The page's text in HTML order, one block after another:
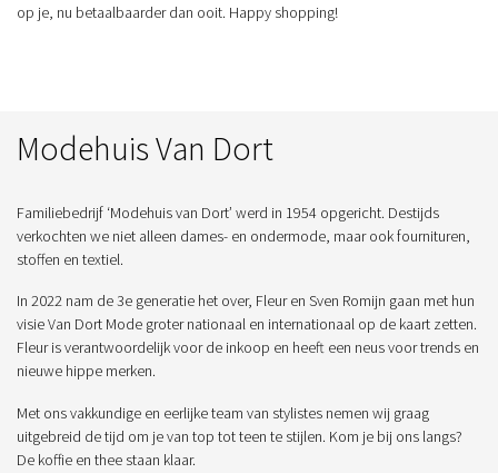
op je, nu betaalbaarder dan ooit. Happy shopping!
Modehuis Van Dort
Familiebedrijf ‘Modehuis van Dort’ werd in 1954 opgericht. Destijds
verkochten we niet alleen dames- en ondermode, maar ook fournituren,
stoffen en textiel.
In 2022 nam de 3e generatie het over, Fleur en Sven Romijn gaan met hun
visie Van Dort Mode groter nationaal en internationaal op de kaart zetten.
Fleur is verantwoordelijk voor de inkoop en heeft een neus voor trends en
nieuwe hippe merken.
Met ons vakkundige en eerlijke team van stylistes nemen wij graag
uitgebreid de tijd om je van top tot teen te stijlen. Kom je bij ons langs?
De koffie en thee staan klaar.